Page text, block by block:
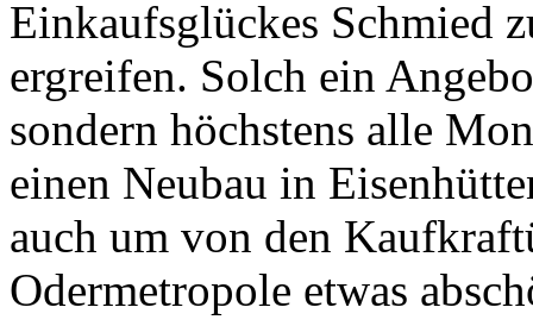
Einkaufsglückes Schmied
ergreifen. Solch ein
sondern höchstens alle
einen Neubau in
auch um von den
Odermetropole etwas